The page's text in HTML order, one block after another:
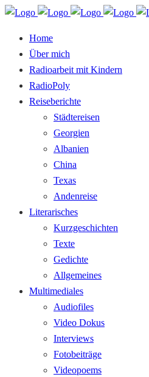
Home
Über mich
Radioarbeit mit Kindern
RadioPoly
Reiseberichte
Städtereisen
Georgien
Albanien
China
Texas
Andenreise
Literarisches
Kurzgeschichten
Texte
Gedichte
Allgemeines
Multimediales
Audiofiles
Video Dokus
Interviews
Fotobeiträge
Videopoems